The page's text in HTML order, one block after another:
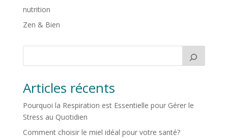
nutrition
Zen & Bien
Articles récents
Pourquoi la Respiration est Essentielle pour Gérer le
Stress au Quotidien
Comment choisir le miel idéal pour votre santé?